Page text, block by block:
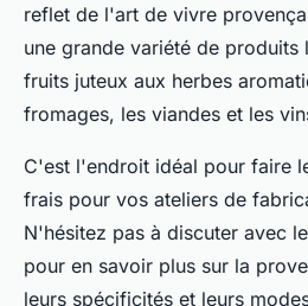
reflet de l'art de vivre
une grande variété de
fruits juteux aux herbes
fromages, les viandes et les
C'est l'endroit idéal pour faire
frais pour vos ateliers de
N'hésitez pas à discuter avec
pour en savoir plus sur la
leurs spécificités et leurs